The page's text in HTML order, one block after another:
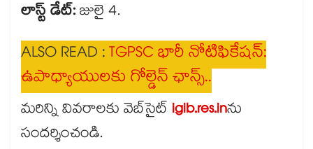
లాస్ట్ డేట్:జులై 4.
ALSO READ :TGPSC భారీ నోటిఫికేషన్:
ఉపాధ్యాయులకు గోల్డెన్ ఛాన్స్..
మరిన్ని వివరాలకు వెబ్​సైట్ igib.res.inను
సందర్శించండి.